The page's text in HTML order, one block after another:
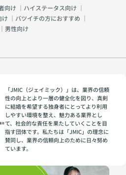
向け ｜ ハイステータス向け ｜
け ｜ バツイチの方におすすめ ｜
｜ 男性向け
「JMIC（ジェイミック）」は、業界の信頼
性の向上とより一層の健全化を図り、真剣
に結婚を希望する独身者にとってより利用
しやすい環境を整え、魅力ある業界とし
て、社会的な責任を果たしていくことを目
指す団体です。私たちは「JMIC」の理念に
賛同し、業界の信頼向上のために日々努め
ています。